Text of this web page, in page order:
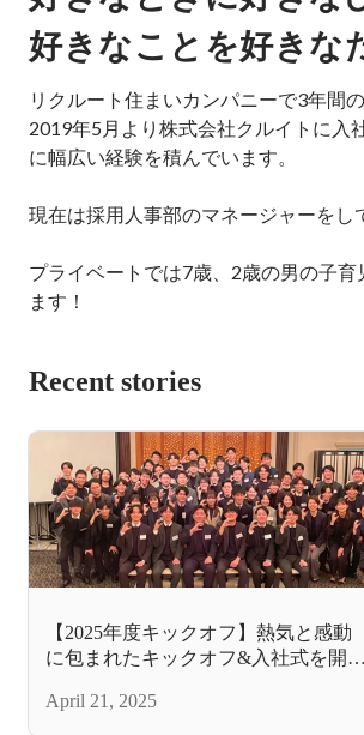
好きなことを好きな
リクルート住まいカンパニーで3年間の
2019年5月より株式会社クルイトに入
に幅広い経験を積んでいます。
現在は採用人事部のマネージャーをし
プライベートでは7歳、2歳の男の子育
ます！
Recent stories
【2025年度キックオフ】熱気と感動
に包まれたキックオフ&入社式を開催
April 21, 2025